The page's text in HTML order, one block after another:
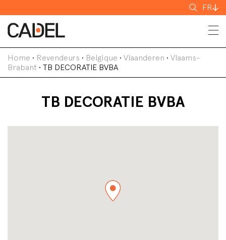
FR
Home • Revendeurs • Belgique • Vlaanderen • Vlaams-
Brabant • TB DECORATIE BVBA
TB DECORATIE BVBA